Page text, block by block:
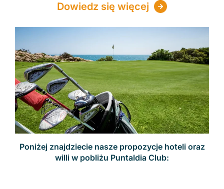
Dowiedz się więcej
Poniżej znajdziecie nasze propozycje hoteli oraz
willi w pobliżu Puntaldia Club: